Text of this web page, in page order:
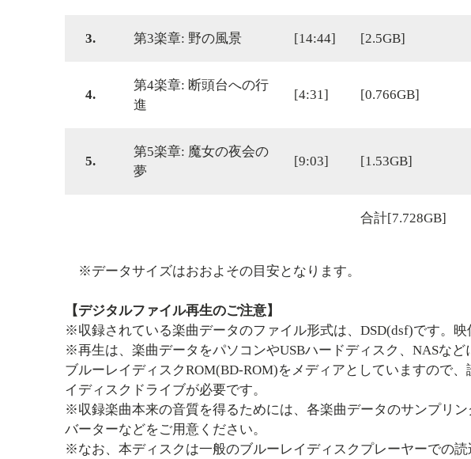
3. 第3楽章: 野の風景 [14:44] [2.5GB]
4.
第4楽章: 断頭台への行
進
[4:31] [0.766GB]
5.
第5楽章: 魔女の夜会の
夢
[9:03] [1.53GB]
合計[7.728GB]
※データサイズはおおよその目安となります。
【デジタルファイル再生のご注意】
※収録されている楽曲データのファイル形式は、DSD(dsf)です。
※再生は、楽曲データをパソコンやUSBハードディスク、NASな
ブルーレイディスクROM(BD-ROM)をメディアとしていますので
イディスクドライブが必要です。
※収録楽曲本来の音質を得るためには、各楽曲データのサンプリ
バーターなどをご用意ください。
※なお、本ディスクは一般のブルーレイディスクプレーヤーでの